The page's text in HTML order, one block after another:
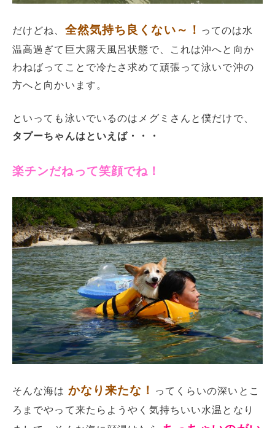
だけどね、 全然気持ち良くない～！ ってのは水
温高過ぎて巨大露天風呂状態で、これは沖へと向か
わねばってことで冷たさ求めて頑張って泳いで沖の
方へと向かいます。
といっても泳いでいるのはメグミさんと僕だけで、
タプーちゃんはといえば・・・
楽チンだねって笑顔でね！
そんな海は かなり来たな！
ってくらいの深いとこ
ろまでやって来たらようやく気持ちいい水温となり